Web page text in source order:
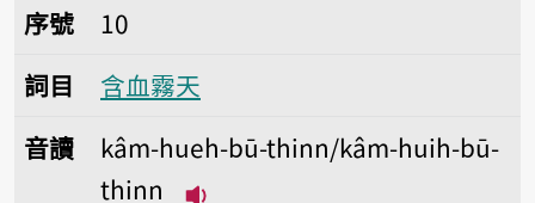
序號10含血霧天
序號
10
詞目
含血霧天
音讀
kâm-hueh-bū-thinn/kâm-huih-bū-
thinn